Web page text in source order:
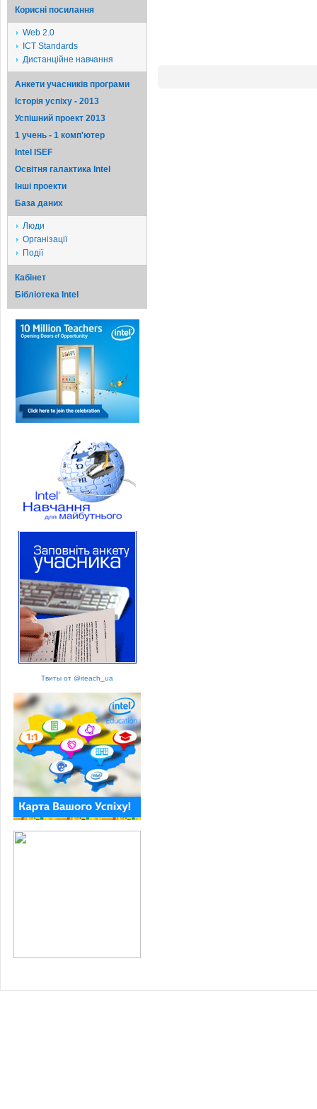
Корисні посилання
Web 2.0
ICT Standards
Дистанційне навчання
Анкети учасників програми
Історія успіху - 2013
Успішний проект 2013
1 учень - 1 комп'ютер
Intel ISEF
Освітня галактика Intel
Iншi проекти
База даних
Люди
Організації
Події
Кабінет
Бібліотека Intel
Твиты от @iteach_ua